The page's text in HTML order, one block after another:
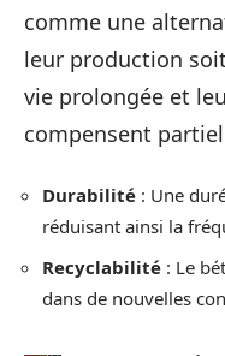
comme une
leur production
vie prolongée et
compensent
Durabilité : Une
réduisant ainsi la
Recyclabilité : Le
dans de nouvelles